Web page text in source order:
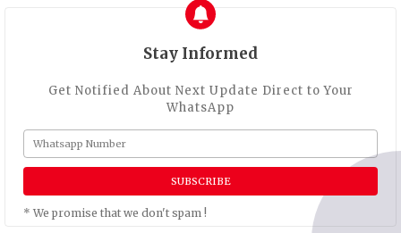
Stay Informed
Get Notified About Next Update Direct to Your
WhatsApp
* We promise that we don't spam !